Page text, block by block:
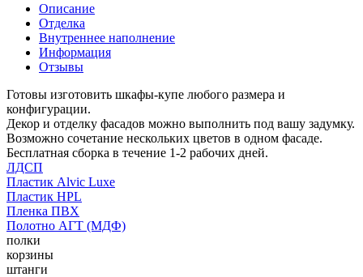
Описание
Отделка
Внутреннее наполнение
Информация
Отзывы
Готовы изготовить шкафы-купе любого размера и
конфигурации.
Декор и отделку фасадов можно выполнить под вашу задумку.
Возможно сочетание нескольких цветов в одном фасаде.
Бесплатная сборка в течение 1-2 рабочих дней.
ЛДСП
Пластик Alvic Luxe
Пластик HPL
Пленка ПВХ
Полотно АГТ (МДФ)
полки
корзины
штанги